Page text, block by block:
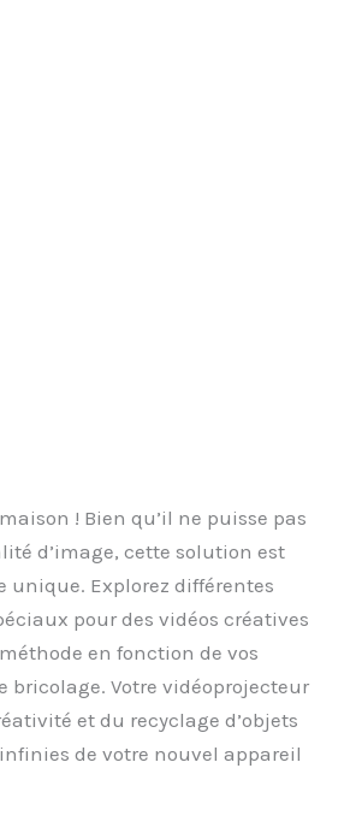
! Bien qu’il ne puisse pas
d’image, cette solution est
unique. Explorez différentes
pour des vidéos créatives
en fonction de vos
bricolage. Votre vidéoprojecteur
et du recyclage d’objets
de votre nouvel appareil